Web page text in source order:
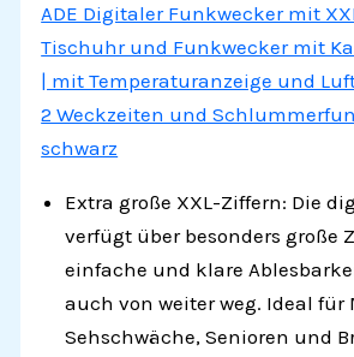
ADE Digitaler Funkwecker mit
Tischuhr und Funkwecker mit
| mit Temperaturanzeige und
2 Weckzeiten und
schwarz
Extra große XXL-Ziffern: Die
verfügt über besonders große
einfache und klare
auch von weiter weg. Ideal
Sehschwäche, Senioren und